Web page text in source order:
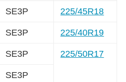
SE3P 225/45R18
SE3P 225/40R19
SE3P 225/50R17
SE3P